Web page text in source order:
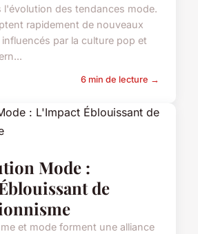
l'évolution des tendances mode.
rapidement de nouveaux
par la culture pop et
6 min de lecture →
Mode :
de
et mode forment une alliance